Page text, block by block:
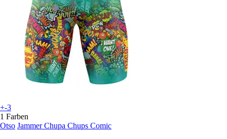
+-3
1 Farben
Otso Jammer Chupa Chups Comic